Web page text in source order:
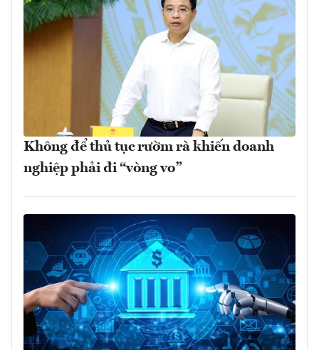
Không để thủ tục rườm rà khiến doanh
nghiệp phải đi “vòng vo”